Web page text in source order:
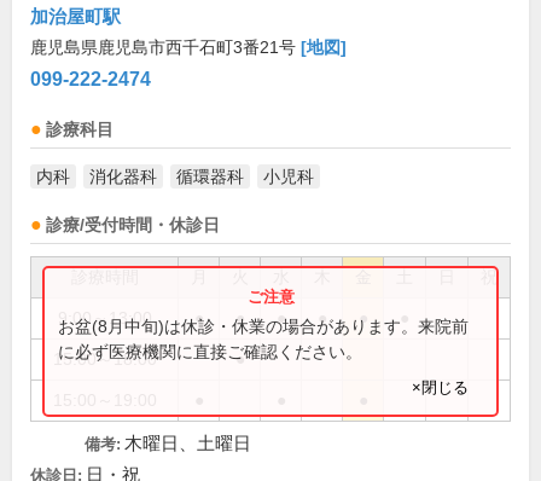
加治屋町駅
鹿児島県鹿児島市西千石町3番21号 [地図]
099-222-2474
診療科目
内科 消化器科 循環器科 小児科
診療/受付時間・休診日
祝
9:00～13:00 ● ● ● ● ●
15:00～18:00 ●
お盆(8月中旬)は休診・休業の場合があります。来院前
に必ず医療機関に直接ご確認ください。
×閉じる
備考: 木曜日、土曜日
休診日: 日・祝